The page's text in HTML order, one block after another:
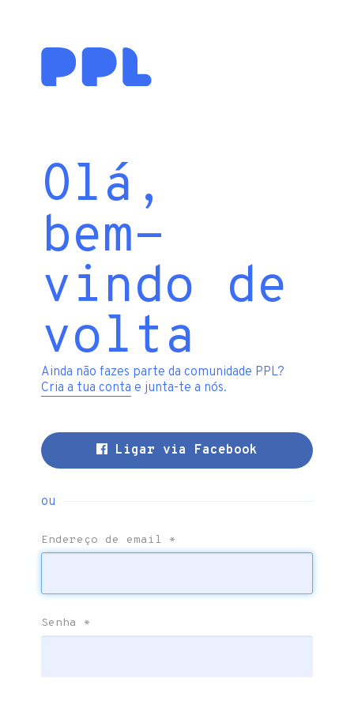
Olá,
bem-
vindo de
volta
Ainda não fazes parte da comunidade PPL?
Cria a tua conta e junta-te a nós.
Ligar via Facebook
ou
Endereço de email *
Senha *